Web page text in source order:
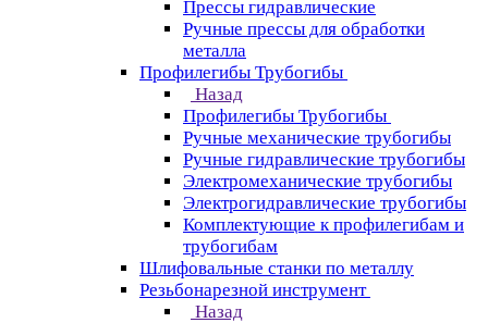
Прессы гидравлические
Ручные прессы для обработки
металла
Профилегибы Трубогибы
Назад
Профилегибы Трубогибы
Ручные механические трубогибы
Ручные гидравлические трубогибы
Электромеханические трубогибы
Электрогидравлические трубогибы
Комплектующие к профилегибам и
трубогибам
Шлифовальные станки по металлу
Резьбонарезной инструмент
Назад